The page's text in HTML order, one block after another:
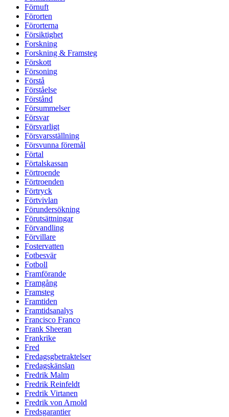
Förnuft
Förorten
Förorterna
Försiktighet
Forskning
Forskning & Framsteg
Förskott
Försoning
Förstå
Förståelse
Förstånd
Försummelser
Försvar
Försvarligt
Försvarsställning
Försvunna föremål
Förtal
Förtalskassan
Förtroende
Förtroenden
Förtryck
Förtvivlan
Förundersökning
Förutsättningar
Förvandling
Förvillare
Fostervatten
Fotbesvär
Fotboll
Framförande
Framgång
Framsteg
Framtiden
Framtidsanalys
Francisco Franco
Frank Sheeran
Frankrike
Fred
Fredagsgbetraktelser
Fredagskänslan
Fredrik Malm
Fredrik Reinfeldt
Fredrik Virtanen
Fredrik von Arnold
Fredsgarantier